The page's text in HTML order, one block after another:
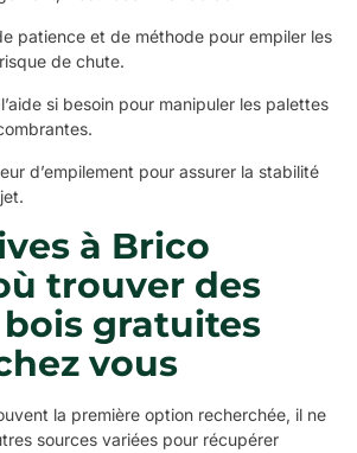
patience et de méthode pour empiler les
de chute.
si besoin pour manipuler les palettes
d’empilement pour assurer la stabilité
à Brico
trouver des
gratuites
vous
la première option recherchée, il ne
sources variées pour récupérer